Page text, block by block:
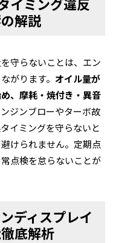
解説
守らないことは、エン
がります。 オイル量が
、摩耗・焼付き・異音
ジンブローやターボ故
イミングを守らないと
けられません。定期点
点検を怠らないことが
ディスプレイ
底解析